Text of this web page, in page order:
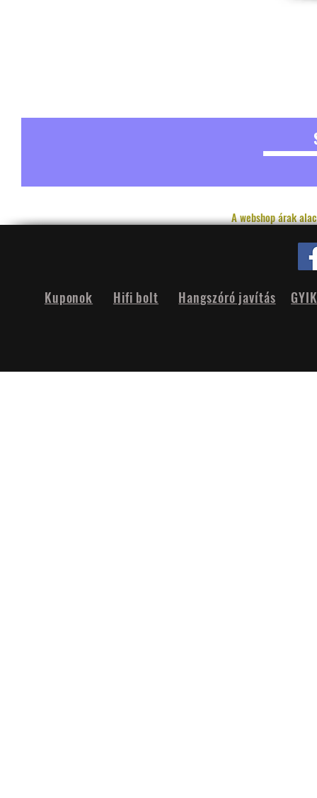
A webshop árak
Hifi bolt
Kuponok Hangszóró javítás GYIK